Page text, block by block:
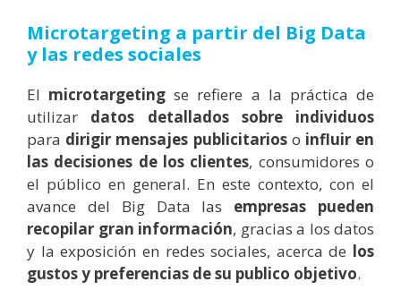
Microtargeting a partir del Big Data
y las redes sociales
El microtargeting se refiere a la práctica de
utilizar datos detallados sobre individuos
para dirigir mensajes publicitarioso influir en
las decisiones de los clientes, consumidores o
el público en general. En este contexto, con el
avance del Big Data las empresas pueden
recopilar gran información, gracias a los datos
y la exposición en redes sociales, acerca de los
gustos y preferencias de su publico objetivo.